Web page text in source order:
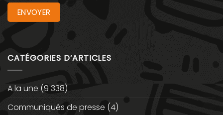
CATÉGORIES D’ARTICLES
A la une (9 338)
Communiqués de presse (4)